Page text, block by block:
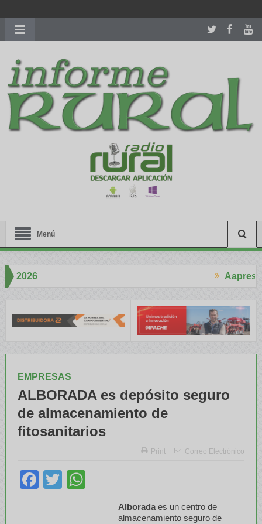
richardmillereplica
women.patekphilippe.tofor sale in usa recognized command with
dining room table ceremony. welcome to our
perfectwatches.is
shop. best youngsexdoll.comwith professional customer
services. 1: 1 design high
https://reallydiamond.com/
Menú
EMPRESAS
ALBORADA es depósito seguro
de almacenamiento de
fitosanitarios
Print Correo Electrónico
Facebook
Twitter
Alboradaes un centro de
almacenamiento seguro de